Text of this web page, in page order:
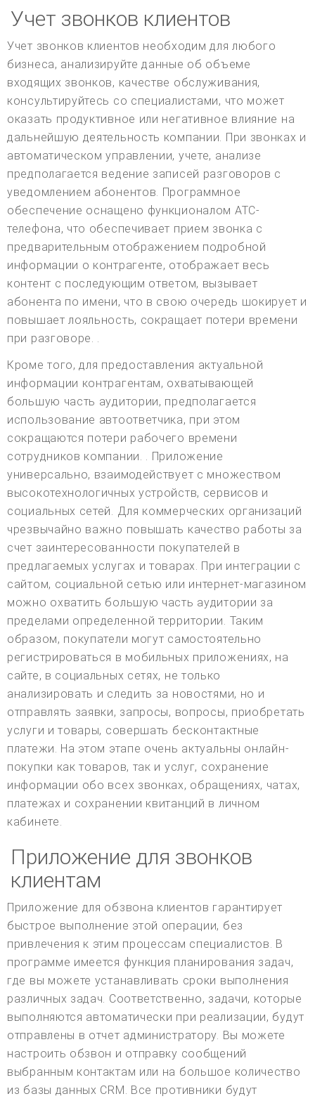
Учет звонков клиентов
Учет звонков клиентов необходим для любого
бизнеса, анализируйте данные об объеме
входящих звонков, качестве обслуживания,
консультируйтесь со специалистами, что может
оказать продуктивное или негативное влияние на
дальнейшую деятельность компании. При звонках и
автоматическом управлении, учете, анализе
предполагается ведение записей разговоров с
уведомлением абонентов. Программное
обеспечение оснащено функционалом АТС-
телефона, что обеспечивает прием звонка с
предварительным отображением подробной
информации о контрагенте, отображает весь
контент с последующим ответом, вызывает
абонента по имени, что в свою очередь шокирует и
повышает лояльность, сокращает потери времени
при разговоре. .
Кроме того, для предоставления актуальной
информации контрагентам, охватывающей
большую часть аудитории, предполагается
использование автоответчика, при этом
сокращаются потери рабочего времени
сотрудников компании. . Приложение
универсально, взаимодействует с множеством
высокотехнологичных устройств, сервисов и
социальных сетей. Для коммерческих организаций
чрезвычайно важно повышать качество работы за
счет заинтересованности покупателей в
предлагаемых услугах и товарах. При интеграции с
сайтом, социальной сетью или интернет-магазином
можно охватить большую часть аудитории за
пределами определенной территории. Таким
образом, покупатели могут самостоятельно
регистрироваться в мобильных приложениях, на
сайте, в социальных сетях, не только
анализировать и следить за новостями, но и
отправлять заявки, запросы, вопросы, приобретать
услуги и товары, совершать бесконтактные
платежи. На этом этапе очень актуальны онлайн-
покупки как товаров, так и услуг, сохранение
информации обо всех звонках, обращениях, чатах,
платежах и сохранении квитанций в личном
кабинете.
Приложение для звонков
клиентам
Приложение для обзвона клиентов гарантирует
быстрое выполнение этой операции, без
привлечения к этим процессам специалистов. В
программе имеется функция планирования задач,
где вы можете устанавливать сроки выполнения
различных задач. Соответственно, задачи, которые
выполняются автоматически при реализации, будут
отправлены в отчет администратору. Вы можете
настроить обзвон и отправку сообщений
выбранным контактам или на большое количество
из базы данных CRM. Все противники будут